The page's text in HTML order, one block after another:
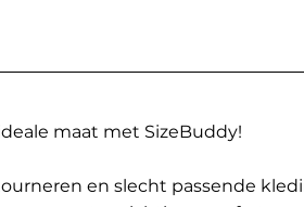
maat met SizeBuddy!
en slecht passende